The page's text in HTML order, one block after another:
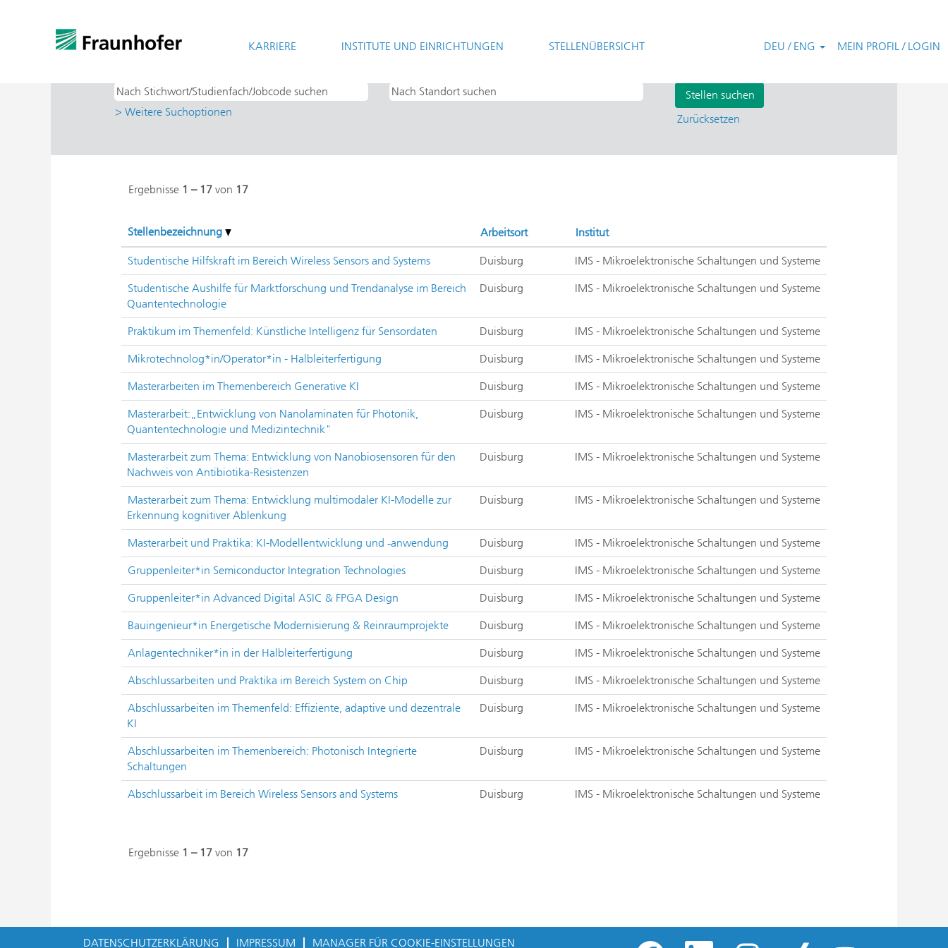
KARRIERE INSTITUTE UND EINRICHTUNGEN STELLENÜBERSICHT DEU / ENG MEIN PROFIL / LOGIN
Suchergebnisse für "IMS - Mikroelektronische Schaltungen und Systeme".
> Weitere Suchoptionen
Zurücksetzen
Ergebnisse 1 – 17 von 17
Stellenbezeichnung Arbeitsort Institut
Studentische Hilfskraft im Bereich Wireless Sensors and Systems Duisburg IMS - Mikroelektronische Schaltungen und Systeme
Studentische Aushilfe für Marktforschung und Trendanalyse im Bereich
Quantentechnologie
Duisburg IMS - Mikroelektronische Schaltungen und Systeme
Praktikum im Themenfeld: Künstliche Intelligenz für Sensordaten Duisburg IMS - Mikroelektronische Schaltungen und Systeme
Mikrotechnolog*in/Operator*in - Halbleiterfertigung Duisburg IMS - Mikroelektronische Schaltungen und Systeme
Masterarbeiten im Themenbereich Generative KI Duisburg IMS - Mikroelektronische Schaltungen und Systeme
Masterarbeit:„Entwicklung von Nanolaminaten für Photonik,
Quantentechnologie und Medizintechnik"
Duisburg IMS - Mikroelektronische Schaltungen und Systeme
Masterarbeit zum Thema: Entwicklung von Nanobiosensoren für den
Nachweis von Antibiotika-Resistenzen
Duisburg IMS - Mikroelektronische Schaltungen und Systeme
Masterarbeit zum Thema: Entwicklung multimodaler KI-Modelle zur
Erkennung kognitiver Ablenkung
Duisburg IMS - Mikroelektronische Schaltungen und Systeme
Masterarbeit und Praktika: KI-Modellentwicklung und ‑anwendung Duisburg IMS - Mikroelektronische Schaltungen und Systeme
Gruppenleiter*in Semiconductor Integration Technologies Duisburg IMS - Mikroelektronische Schaltungen und Systeme
Gruppenleiter*in Advanced Digital ASIC & FPGA Design Duisburg IMS - Mikroelektronische Schaltungen und Systeme
Bauingenieur*in Energetische Modernisierung & Reinraumprojekte Duisburg IMS - Mikroelektronische Schaltungen und Systeme
Anlagentechniker*in in der Halbleiterfertigung Duisburg IMS - Mikroelektronische Schaltungen und Systeme
Abschlussarbeiten und Praktika im Bereich System on Chip Duisburg IMS - Mikroelektronische Schaltungen und Systeme
Abschlussarbeiten im Themenfeld: Effiziente, adaptive und dezentrale
KI
Duisburg IMS - Mikroelektronische Schaltungen und Systeme
Abschlussarbeiten im Themenbereich: Photonisch Integrierte
Schaltungen
Duisburg IMS - Mikroelektronische Schaltungen und Systeme
Abschlussarbeit im Bereich Wireless Sensors and Systems Duisburg IMS - Mikroelektronische Schaltungen und Systeme
Ergebnisse 1 – 17 von 17
DATENSCHUTZERKLÄRUNG IMPRESSUM MANAGER FÜR COOKIE-EINSTELLUNGEN
W
W
W